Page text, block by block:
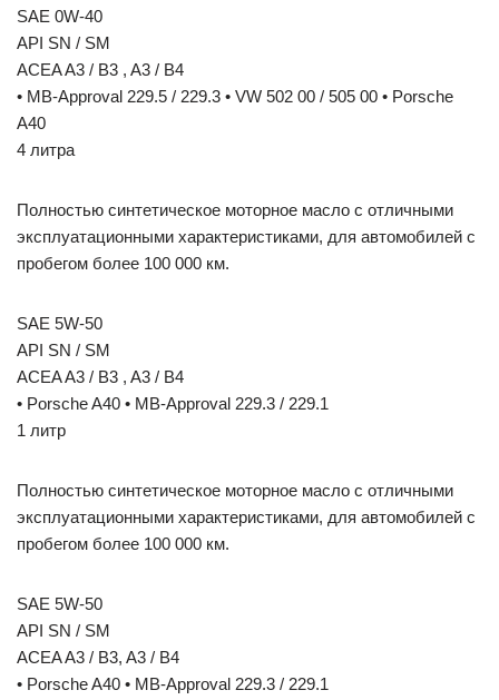
SAE 0W-40
API SN / SM
ACEA A3 / B3 , A3 / B4
• MB-Approval 229.5 / 229.3 • VW 502 00 / 505 00 • Porsche
A40
4 литра
Полностью синтетическое моторное масло с отличными
эксплуатационными характеристиками, для автомобилей с
пробегом более 100 000 км.
SAE 5W-50
API SN / SM
ACEA A3 / B3 , A3 / B4
• Porsche A40 • MB-Approval 229.3 / 229.1
1 литр
Полностью синтетическое моторное масло с отличными
эксплуатационными характеристиками, для автомобилей с
пробегом более 100 000 км.
SAE 5W-50
API SN / SM
ACEA A3 / B3, A3 / B4
• Porsche A40 • MB-Approval 229.3 / 229.1